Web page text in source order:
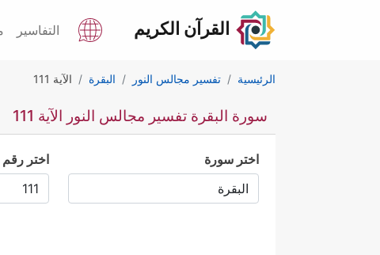
القرآن الكريم التفاسير
الرئيسية تفسير مجالس النور البقرة الآية 111
سورة البقرة تفسير مجالس النور الآية 111
اختر سورة اختر رقم